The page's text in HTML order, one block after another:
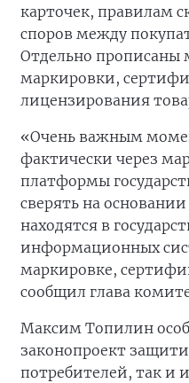
карточек, правилам
споров между
Отдельно прописаны
маркировки,
лицензирования
«Очень важным
фактически через
платформы
сверять на
находятся в
информационных
маркировке,
сообщил глава
Максим Топилин
законопроект
потребителей, так и